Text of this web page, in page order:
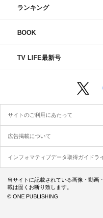
ALFEEでデビューするま
高見沢：人気あったよな
桜井：結構呼ばれてたよ
高見沢：高校生なのにねぇ
坂崎：当時、大学生とか
る人もいたし。だけど、
は結構うまかったんだと
いつらいいよね」みたい
桜井：高校のとき、レコ
ランキング
BOOK
TV LIFE最新号
サイトのご利用にあたって
広告掲載について
インフォマティブデータ取得ガイドラ
当サイトに記載されている画像・動画
載は固くお断り致します。
© ONE PUBLISHING